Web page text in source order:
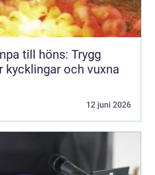
till höns: Trygg
kycklingar och vuxna
12 juni 2026